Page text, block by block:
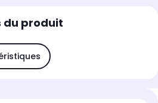
du produit